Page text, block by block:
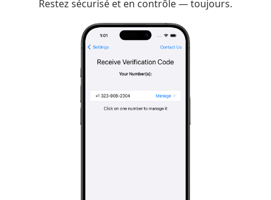
Restez sécurisé et en contrôle — toujours.